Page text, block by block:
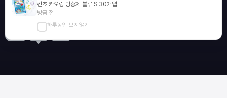
2018 All rights reserved.
blog
킨쵸 카오링 방충제 블루 S 30개입
방금 전
하루동안 보지않기